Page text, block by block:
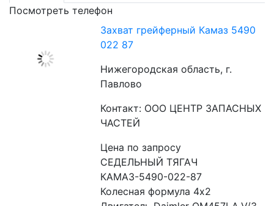
Посмотреть телефон
Захват грейферный Камаз 5490
022 87
Нижегородская область, г.
Павлово
Контакт: ООО ЦЕНТР ЗАПАСНЫХ
ЧАСТЕЙ
Цена по запросу
СЕДЕЛЬНЫЙ ТЯГАЧ
КАМАЗ-5490-022-87
Колесная формула 4х2